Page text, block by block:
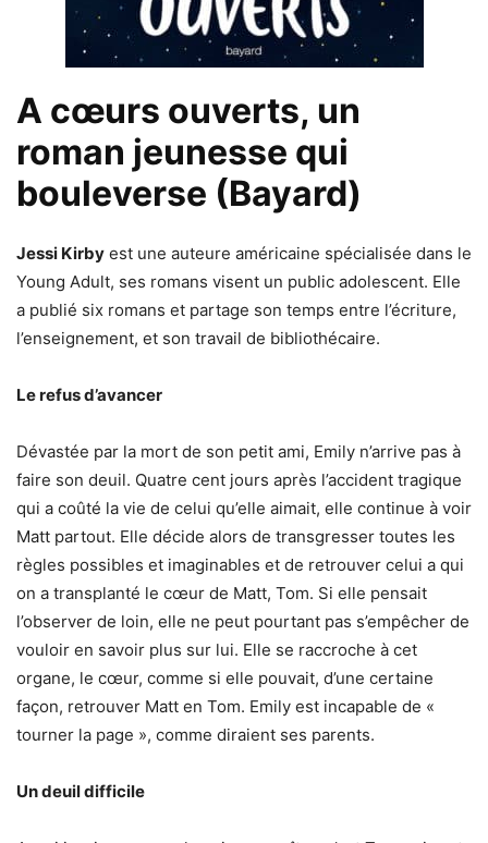
A cœurs ouverts, un
roman jeunesse qui
bouleverse (Bayard)
Jessi Kirby est une auteure américaine spécialisée dans le
Young Adult, ses romans visent un public adolescent. Elle
a publié six romans et partage son temps entre l’écriture,
l’enseignement, et son travail de bibliothécaire.
Le refus d’avancer
Dévastée par la mort de son petit ami, Emily n’arrive pas à
faire son deuil. Quatre cent jours après l’accident tragique
qui a coûté la vie de celui qu’elle aimait, elle continue à voir
Matt partout. Elle décide alors de transgresser toutes les
règles possibles et imaginables et de retrouver celui a qui
on a transplanté le cœur de Matt, Tom. Si elle pensait
l’observer de loin, elle ne peut pourtant pas s’empêcher de
vouloir en savoir plus sur lui. Elle se raccroche à cet
organe, le cœur, comme si elle pouvait, d’une certaine
façon, retrouver Matt en Tom. Emily est incapable de «
tourner la page », comme diraient ses parents.
Un deuil difficile